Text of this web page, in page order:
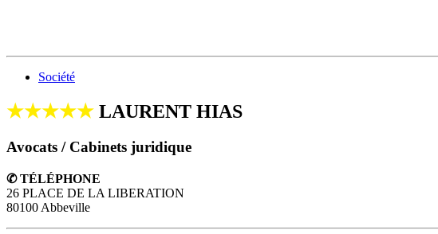
Société
★★★★★ LAURENT HIAS
Avocats / Cabinets juridique
✆ TÉLÉPHONE
26 PLACE DE LA LIBERATION
80100 Abbeville